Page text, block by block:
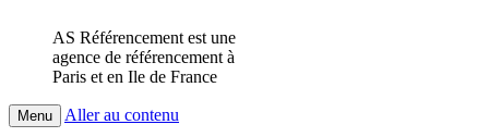
AS Référencement est une
agence de référencement à
Paris et en Ile de France
Menu Aller au contenu